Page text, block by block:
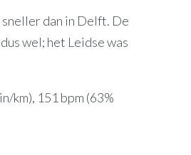
sneller dan in Delft. De
wel; het Leidse was
km), 151 bpm (63%